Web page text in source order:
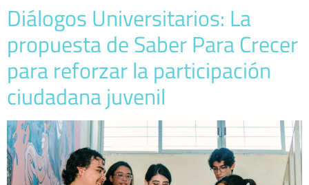
Diálogos Universitarios: La
propuesta de Saber Para Crecer
para reforzar la participación
ciudadana juvenil